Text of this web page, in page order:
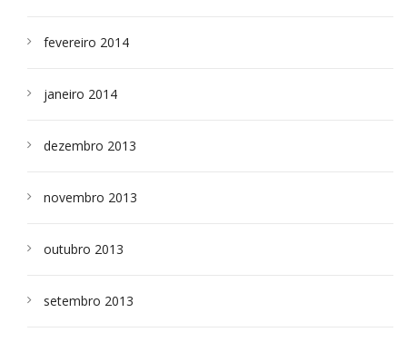
fevereiro 2014
janeiro 2014
dezembro 2013
novembro 2013
outubro 2013
setembro 2013